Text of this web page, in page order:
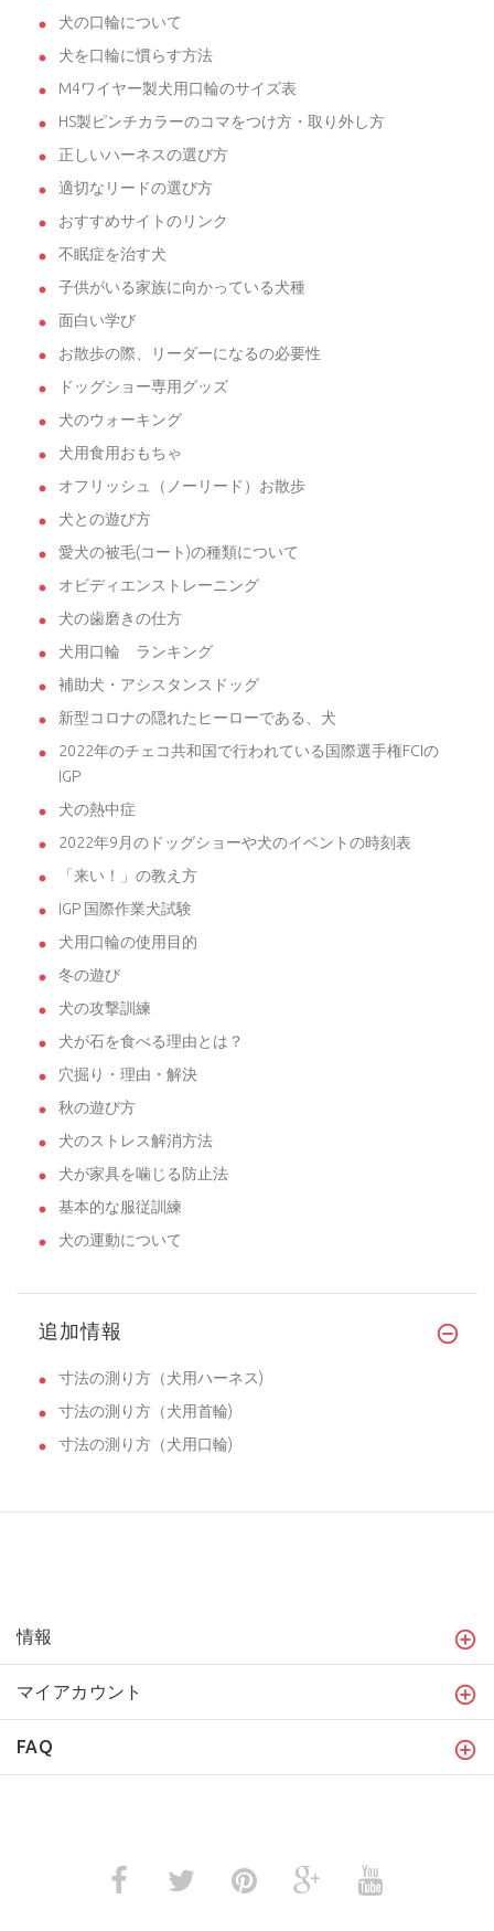
犬の口輪について
犬を口輪に慣らす方法
M4ワイヤー製犬用口輪のサイズ表
HS製ピンチカラーのコマをつけ方・取り外し方
正しいハーネスの選び方
適切なリードの選び方
おすすめサイトのリンク
不眠症を治す犬
子供がいる家族に向かっている犬種
面白い学び
お散歩の際、リーダーになるの必要性
ドッグショー専用グッズ
犬のウォーキング
犬用食用おもちゃ
オフリッシュ（ノーリード）お散歩
犬との遊び方
愛犬の被毛(コート)の種類について
オビディエンストレーニング
犬の歯磨きの仕方
犬用口輪 ランキング
補助犬・アシスタンスドッグ
新型コロナの隠れたヒーローである、犬
2022年のチェコ共和国で行われている国際選手権FCIの
IGP
犬の熱中症
2022年9月のドッグショーや犬のイベントの時刻表
「来い！」の教え方
IGP 国際作業犬試験
犬用口輪の使用目的
冬の遊び
犬の攻撃訓練
犬が石を食べる理由とは？
穴掘り・理由・解決
秋の遊び方
犬のストレス解消方法
犬が家具を噛じる防止法
基本的な服従訓練
犬の運動について
追加情報
寸法の測り方（犬用ハーネス)
寸法の測り方（犬用首輪)
寸法の測り方（犬用口輪)
情報
マイアカウント
FAQ